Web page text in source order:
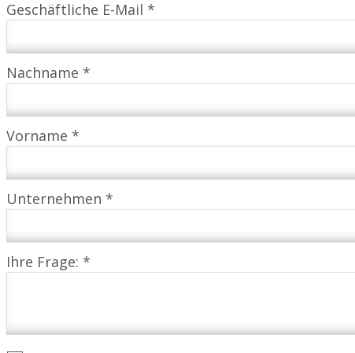
Geschäftliche E-Mail *
Nachname *
Vorname *
Unternehmen *
Ihre Frage: *